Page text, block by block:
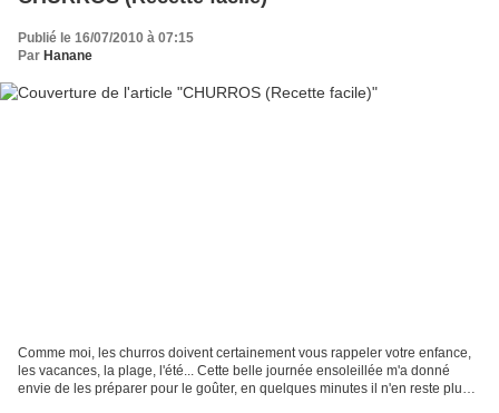
Publié le 16/07/2010 à 07:15
Par Hanane
Comme moi, les churros doivent certainement vous rappeler votre enfance,
les vacances, la plage, l'été... Cette belle journée ensoleillée m'a donné
envie de les préparer pour le goûter, en quelques minutes il n'en reste plus